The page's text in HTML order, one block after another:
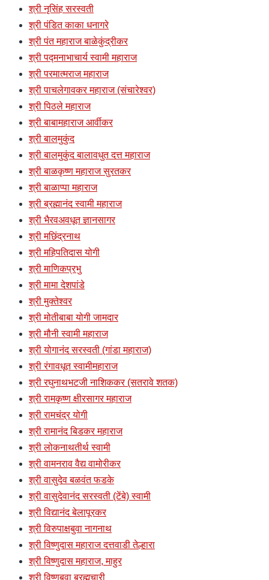
श्री नृसिंह सरस्वती
श्री पंडित काका धनागरे
श्री पंत महाराज बाळेकुंद्रीकर
श्री पद्मनाभाचार्य स्वामी महाराज
श्री परमात्मराज महाराज
श्री पाचलेगावकर महाराज (संचारेश्वर)
श्री पिठले महाराज
श्री बाबामहाराज आर्वीकर
श्री बालमुकुंद
श्री बालमुकुंद बालावधुत दत्त महाराज
श्री बाळकृष्ण महाराज सुरतकर
श्री बाळाप्पा महाराज
श्री ब्रह्मानंद स्वामी महाराज
श्री भैरवअवधूत ज्ञानसागर
श्री मछिंद्रनाथ
श्री महिपतिदास योगी
श्री माणिकप्रभु
श्री मामा देशपांडे
श्री मुक्तेश्वर
श्री मोतीबाबा योगी जामदार
श्री मौनी स्वामी महाराज
श्री योगानंद सरस्वती (गांडा महाराज)
श्री रंगावधूत स्वामीमहाराज
श्री रघुनाथभटजी नाशिककर (सतरावे शतक)
श्री रामकृष्ण क्षीरसागर महाराज
श्री रामचंद्र योगी
श्री रामानंद बिडकर महाराज
श्री लोकनाथतीर्थ स्वामी
श्री वामनराव वैद्य वामोरीकर
श्री वासुदेव बळवंत फडके
श्री वासुदेवानंद सरस्वती (टेंबे) स्वामी
श्री विद्यानंद बेलापूरकर
श्री विरुपाक्षबुवा नागनाथ
श्री विष्णुदास महाराज दत्तवाडी तेल्हारा
श्री विष्णुदास महाराज, माहुर
श्री विष्णुबुवा ब्रह्मचारी